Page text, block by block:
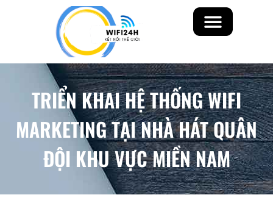
TRIỂN KHAI HỆ THỐNG WIFI
MARKETING TẠI NHÀ HÁT QUÂN
ĐỘI KHU VỰC MIỀN NAM